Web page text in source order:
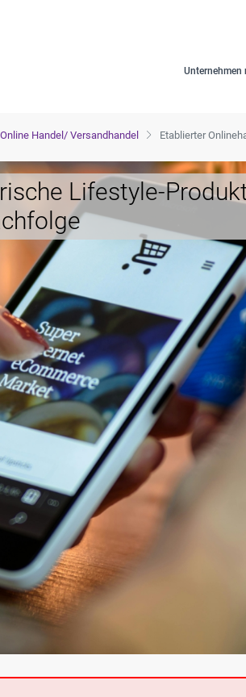
Unternehmen
Online Handel/ Versandhandel Etablierter
Lifestyle-